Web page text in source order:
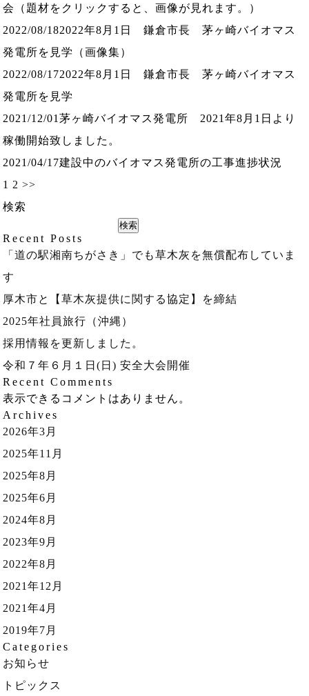
会（題材をクリックすると、画像が見れます。）
2022/08/182022年8月1日 鎌倉市長 茅ヶ崎バイオマス
発電所を見学（画像集）
2022/08/172022年8月1日 鎌倉市長 茅ヶ崎バイオマス
発電所を見学
2021/12/01茅ヶ崎バイオマス発電所 2021年8月1日より
稼働開始致しました。
2021/04/17建設中のバイオマス発電所の工事進捗状況
1 2 >>
検索
検索
Recent Posts
「道の駅湘南ちがさき」でも草木灰を無償配布していま
す
厚木市と【草木灰提供に関する協定】を締結
2025年社員旅行（沖縄）
採用情報を更新しました。
令和７年６月１日(日) 安全大会開催
Recent Comments
表示できるコメントはありません。
Archives
2026年3月
2025年11月
2025年8月
2025年6月
2024年8月
2023年9月
2022年8月
2021年12月
2021年4月
2019年7月
Categories
お知らせ
トピックス